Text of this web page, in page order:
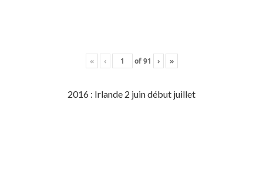
« ‹ of91 › »
2016 : Irlande 2 juin début juillet